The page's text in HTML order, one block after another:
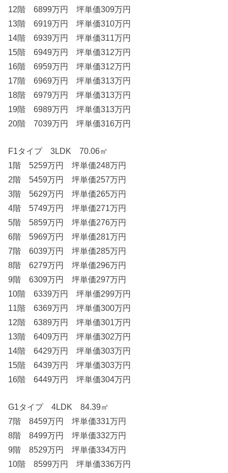
12階 6899万円 坪単価309万円
13階 6919万円 坪単価310万円
14階 6939万円 坪単価311万円
15階 6949万円 坪単価312万円
16階 6959万円 坪単価312万円
17階 6969万円 坪単価313万円
18階 6979万円 坪単価313万円
19階 6989万円 坪単価313万円
20階 7039万円 坪単価316万円
F1タイプ 3LDK 70.06㎡
1階 5259万円 坪単価248万円
2階 5459万円 坪単価257万円
3階 5629万円 坪単価265万円
4階 5749万円 坪単価271万円
5階 5859万円 坪単価276万円
6階 5969万円 坪単価281万円
7階 6039万円 坪単価285万円
8階 6279万円 坪単価296万円
9階 6309万円 坪単価297万円
10階 6339万円 坪単価299万円
11階 6369万円 坪単価300万円
12階 6389万円 坪単価301万円
13階 6409万円 坪単価302万円
14階 6429万円 坪単価303万円
15階 6439万円 坪単価303万円
16階 6449万円 坪単価304万円
G1タイプ 4LDK 84.39㎡
7階 8459万円 坪単価331万円
8階 8499万円 坪単価332万円
9階 8529万円 坪単価334万円
10階 8599万円 坪単価336万円